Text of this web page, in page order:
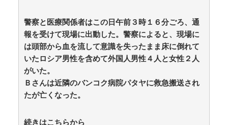
03:00)
韓国人「台風が上陸した国はこんな状況になりまし
た」 / 5chまとめMAP(総合) NEW! (8/10 02:59)
韓国人「日本に旅行に来て実際に高校野球甲子園大会
を見て感じたこと」 / 5chまとめMAP(総合)
02:27)
【元TBS】山本里菜アナの離婚コメントに疑問の声…
シャンパンタワーの超豪華式も結婚生活は4年半で終止
眼瞼下垂の手術した私に「整形成功おめでと～ｗｗ」
警察と医療関係者はこの日午前３時１６分ごろ、通
報を受けて現場に出動した。警察によると、現場に
は頭部から血を流して意識を失ったまま床に倒れて
いたロシア男性を含めて外国人男性４人と女性２人
がいた。
Ｂさんは近隣のバンコク病院パタヤに救急搬送され
たが亡くなった。
続きはこちらから